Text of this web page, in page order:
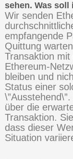
sehen. Was soll
Wir senden
empfangende
Quittung
Transaktion
Ethereum-
bleiben und
Status einer
über die
Transaktion.
dass dieser
Situation